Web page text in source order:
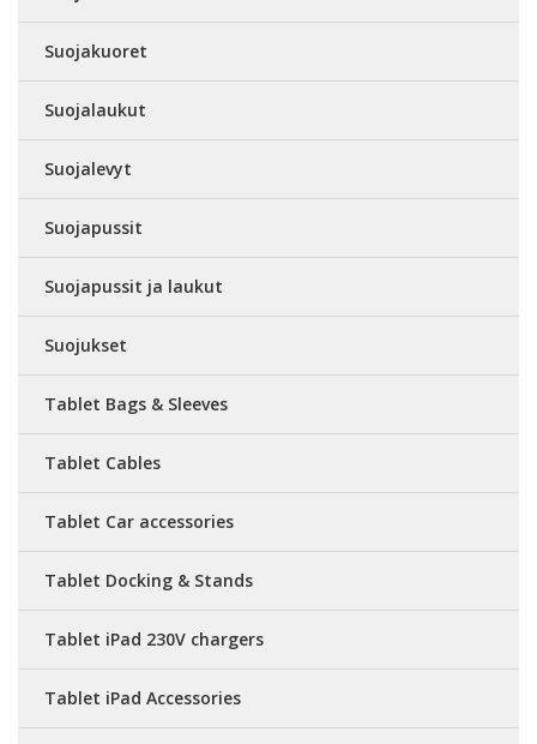
Suojakuoret
Suojalaukut
Suojalevyt
Suojapussit
Suojapussit ja laukut
Suojukset
Tablet Bags & Sleeves
Tablet Cables
Tablet Car accessories
Tablet Docking & Stands
Tablet iPad 230V chargers
Tablet iPad Accessories